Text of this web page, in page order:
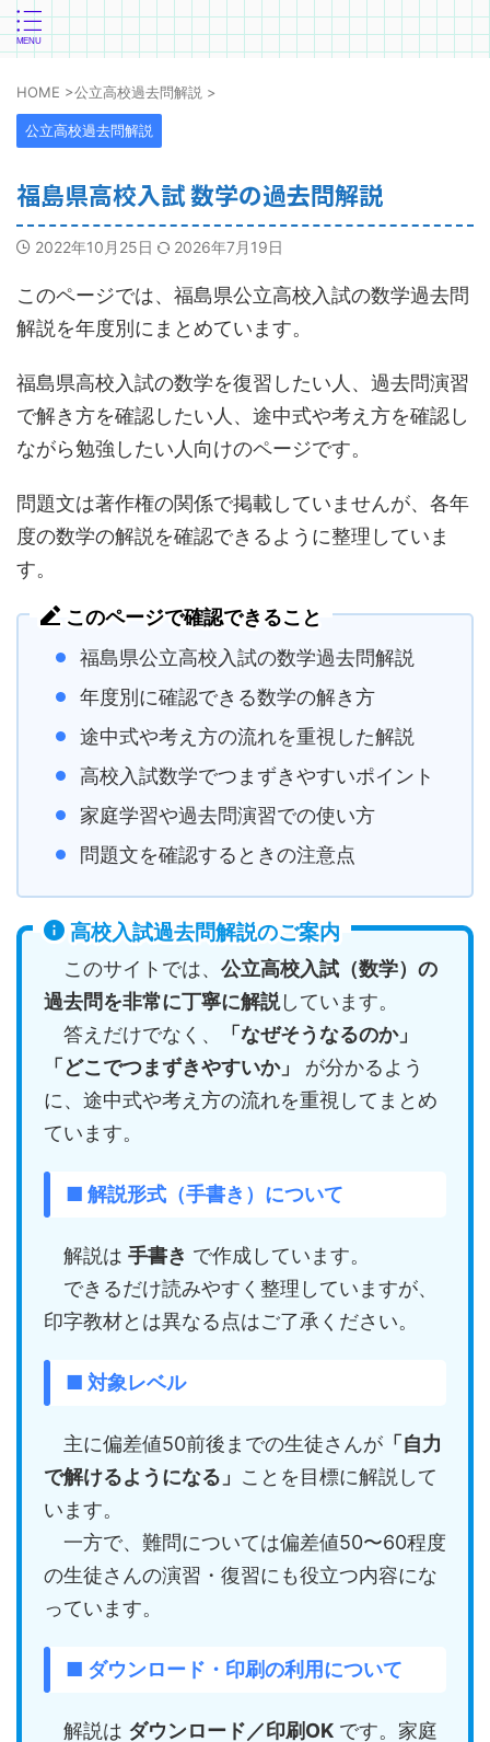
HOME >公立高校過去問解説 >
公立高校過去問解説
福島県高校入試 数学の過去問解説
2022年10月25日 2026年7月19日
このページでは、福島県公立高校入試の数学過去問
解説を年度別にまとめています。
福島県高校入試の数学を復習したい人、過去問演習
で解き方を確認したい人、途中式や考え方を確認し
ながら勉強したい人向けのページです。
問題文は著作権の関係で掲載していませんが、各年
度の数学の解説を確認できるように整理していま
す。
このページで確認できること
福島県公立高校入試の数学過去問解説
年度別に確認できる数学の解き方
途中式や考え方の流れを重視した解説
高校入試数学でつまずきやすいポイント
家庭学習や過去問演習での使い方
問題文を確認するときの注意点
高校入試過去問解説のご案内
このサイトでは、 公立高校入試（数学）の
過去問を非常に丁寧に解説しています。
答えだけでなく、
「なぜそうなるのか」
「どこでつまずきやすいか」
が分かるよう
に、途中式や考え方の流れを重視してまとめ
ています。
■ 解説形式（手書き）について
解説は 手書き で作成しています。
できるだけ読みやすく整理していますが、
印字教材とは異なる点はご了承ください。
■ 対象レベル
主に偏差値50前後までの生徒さんが 「自力
で解けるようになる」 ことを目標に解説して
います。
一方で、難問については偏差値50〜60程度
の生徒さんの演習・復習にも役立つ内容にな
っています。
■ ダウンロード・印刷の利用について
解説は ダウンロード／印刷OK です。家庭